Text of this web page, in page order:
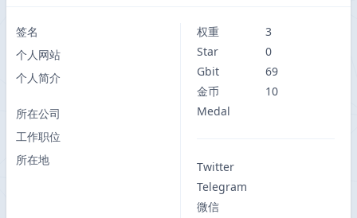
签名
个人网站
个人简介
所在公司
工作职位
所在地
权重
3
Star
0
Gbit
69
金币
10
Medal
Twitter
Telegram
微信